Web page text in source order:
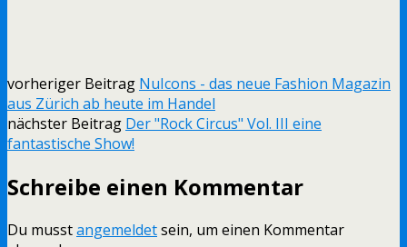
vorheriger Beitrag NuIcons - das neue Fashion Magazin
aus Zürich ab heute im Handel
nächster Beitrag Der "Rock Circus" Vol. III eine
fantastische Show!
Schreibe einen Kommentar
Du musstangemeldetsein, um einen Kommentar